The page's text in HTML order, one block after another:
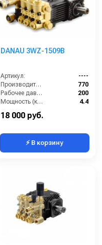
DANAU 3WZ-1509B
Артикул:
----
Производительность (л/ч):
770
Рабочее давление (бар):
200
Мощность (кВт):
4.4
18 000 руб.
⚡ В корзину